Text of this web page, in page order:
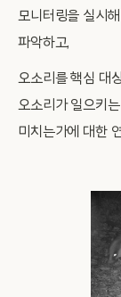
모니터링을 실시
파악하고,
오소리를 핵심 대
오소리가 일으키
미치는가에 대한